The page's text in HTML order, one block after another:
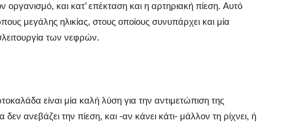
και κατ’ επέκταση και η αρτηριακή πίεση. Aυτό
μεγάλης ηλικίας, στους οποίους συνυπάρχει και μία
των νεφρών.
είναι μία καλή λύση για την αντιμετώπιση της
ανεβάζει την πίεση, και -αν κάνει κάτι- μάλλον τη ρίχνει, ή